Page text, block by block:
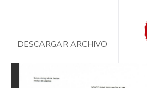
DESCARGAR ARCHIVO